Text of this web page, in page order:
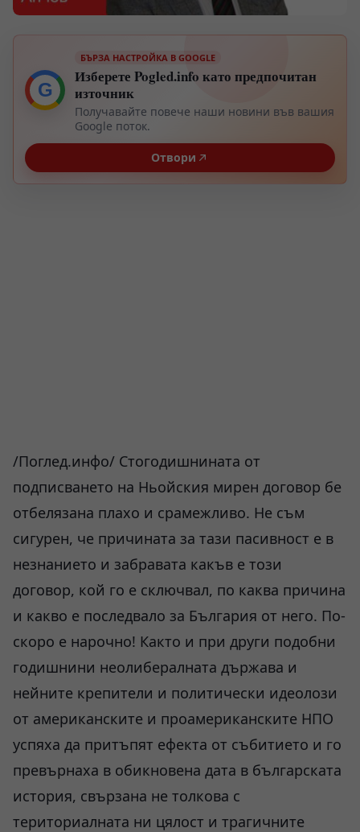
G
БЪРЗА НАСТРОЙКА В GOOGLE
Изберете Pogled.info като предпочитан
източник
Получавайте повече наши новини във вашия
Google поток.
Отвори
/Поглед.инфо/ Стогодишнината от
подписването на Ньойския мирен договор бе
отбелязана плахо и срамежливо. Не съм
сигурен, че причината за тази пасивност е в
незнанието и забравата какъв е този
договор, кой го е сключвал, по каква причина
и какво е последвало за България от него. По-
скоро е нарочно! Както и при други подобни
годишнини неолибералната държава и
нейните крепители и политически идеолози
от американските и проамериканските НПО
успяха да притъпят ефекта от събитието и го
превърнаха в обикновена дата в българската
история, свързана не толкова с
териториалната ни цялост и трагичните